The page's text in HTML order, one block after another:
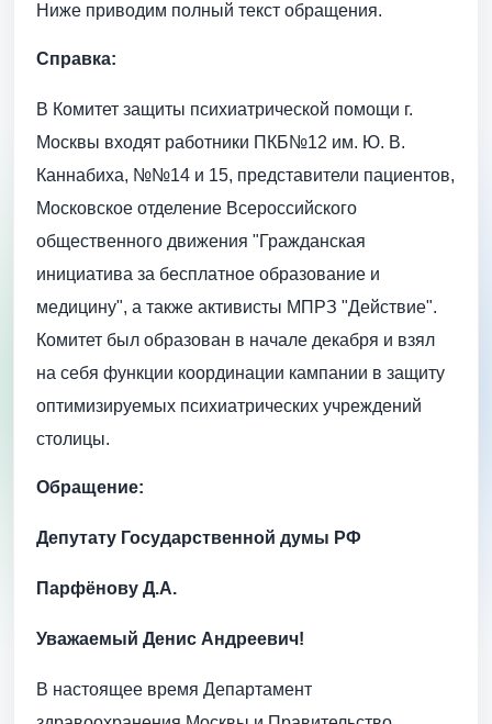
Ниже приводим полный текст обращения.
Справка:
В Комитет защиты психиатрической помощи г.
Москвы входят работники ПКБ№12 им. Ю. В.
Каннабиха, №№14 и 15, представители пациентов,
Московское отделение Всероссийского
общественного движения "Гражданская
инициатива за бесплатное образование и
медицину", а также активисты МПРЗ "Действие".
Комитет был образован в начале декабря и взял
на себя функции координации кампании в защиту
оптимизируемых психиатрических учреждений
столицы.
Обращение:
Депутату Государственной думы РФ
Парфёнову Д.А.
Уважаемый Денис Андреевич!
В настоящее время Департамент